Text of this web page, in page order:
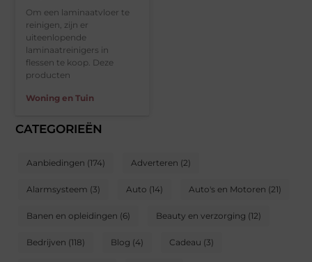
Om een laminaatvloer te
reinigen, zijn er
uiteenlopende
laminaatreinigers in
flessen te koop. Deze
producten
Woning en Tuin
CATEGORIEËN
Aanbiedingen (174) Adverteren (2)
Alarmsysteem (3) Auto (14) Auto's en Motoren (21)
Banen en opleidingen (6) Beauty en verzorging (12)
Bedrijven (118) Blog (4) Cadeau (3)